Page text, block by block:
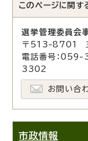
このページに関す
選挙管理委員会
〒513-8701 三
電話番号：
3302
お問い合
市政情報